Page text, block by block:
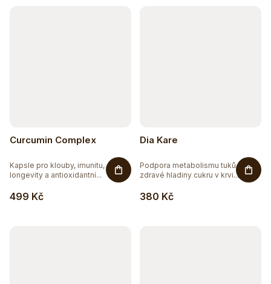
Curcumin Complex
499 Kč
Kapsle pro klouby, imunitu,
longevity a antioxidantní...
Dia Kare
380 Kč
Podpora metabolismu tuků a
zdravé hladiny cukru v krvi....